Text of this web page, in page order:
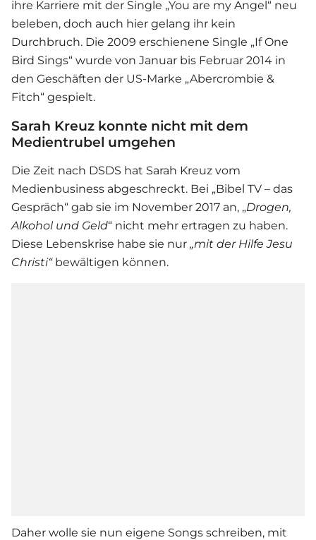
ihre Karriere mit der Single „You are my Angel“ neu
beleben, doch auch hier gelang ihr kein
Durchbruch. Die 2009 erschienene Single „If One
Bird Sings“ wurde von Januar bis Februar 2014 in
den Geschäften der US-Marke „Abercrombie &
Fitch“ gespielt.
Sarah Kreuz konnte nicht mit dem
Medientrubel umgehen
Die Zeit nach DSDS hat Sarah Kreuz vom
Medienbusiness abgeschreckt. Bei „Bibel TV – das
Gespräch“ gab sie im November 2017 an, „Drogen,
Alkohol und Geld“ nicht mehr ertragen zu haben.
Diese Lebenskrise habe sie nur „mit der Hilfe Jesu
Christi“bewältigen können.
Daher wolle sie nun eigene Songs schreiben, mit